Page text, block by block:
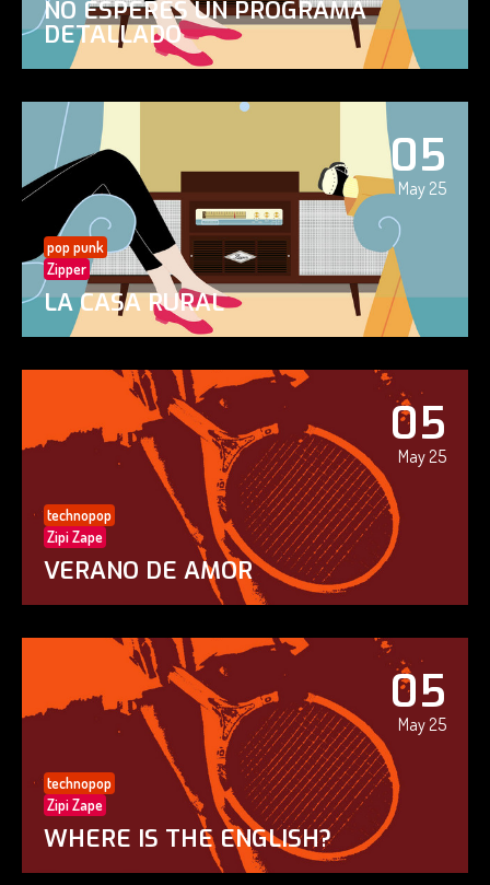
NO ESPERES UN PROGRAMA
DETALLADO
05
May 25
pop punk
Zipper
LA CASA RURAL
05
May 25
technopop
Zipi Zape
VERANO DE AMOR
05
May 25
technopop
Zipi Zape
WHERE IS THE ENGLISH?